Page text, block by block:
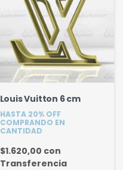
Louis Vuitton 6 cm
HASTA 20% OFF
COMPRANDO EN
CANTIDAD
$1.620,00 con
Transferencia